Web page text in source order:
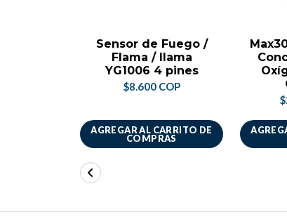
Sensor de Fuego /
Flama / llama
YG1006 4 pines
$8.600 COP
AGREGAR AL CARRITO DE
COMPRAS